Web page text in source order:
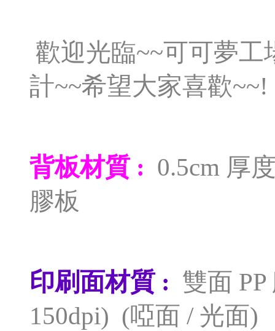
歡迎光臨~~可可夢
計~~希望大家喜歡~~!
背板材質 : 0.5cm 厚
膠板
印刷面材質 : 雙面
150dpi) (啞面 / 光面)